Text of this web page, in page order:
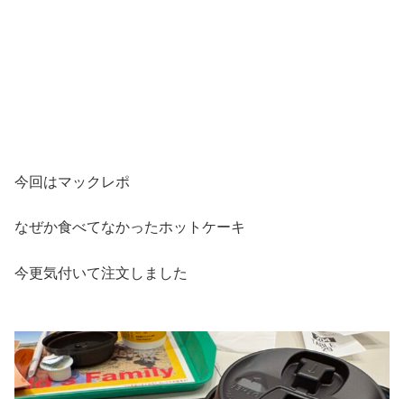
今回はマックレポ
なぜか食べてなかったホットケーキ
今更気付いて注文しました